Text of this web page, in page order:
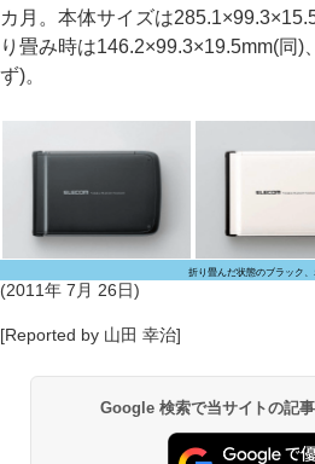
カ月。本体サイズは
り畳み時は146.2×99.3×19.5mm(同)
ず)。
折り畳んだ状態のブラック
(2011年 7月 26日)
[Reported by 山田 幸治]
Google 検索で当サイトの記